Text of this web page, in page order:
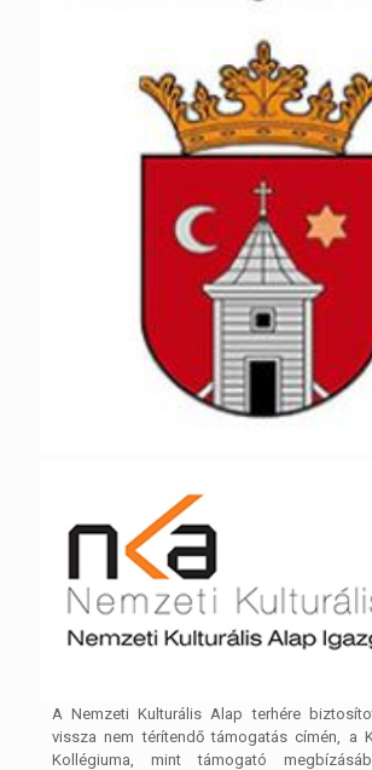
A Nemzeti Kulturális Alap terhére
vissza nem térítendő támogatás címén, a
Kollégiuma, mint támogató